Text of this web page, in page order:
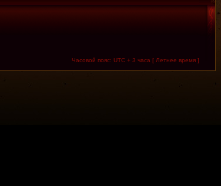
Часовой пояс: UTC + 3 часа [ Летнее время ]